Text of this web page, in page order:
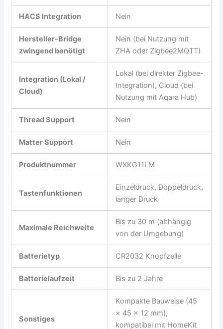
HACS Integration Nein
Hersteller-Bridge
zwingend benötigt
Nein (bei Nutzung mit
ZHA oder Zigbee2MQTT)
Integration (Lokal /
Cloud)
Lokal (bei direkter Zigbee-
Integration), Cloud (bei
Nutzung mit Aqara Hub)
Thread Support Nein
Matter Support Nein
Produktnummer WXKG11LM
Tastenfunktionen
Einzeldruck, Doppeldruck,
langer Druck
Maximale Reichweite
Bis zu 30 m (abhängig
von der Umgebung)
Batterietyp CR2032 Knopfzelle
Batterielaufzeit Bis zu 2 Jahre
Sonstiges
Kompakte Bauweise (45
× 45 × 12 mm),
kompatibel mit HomeKit